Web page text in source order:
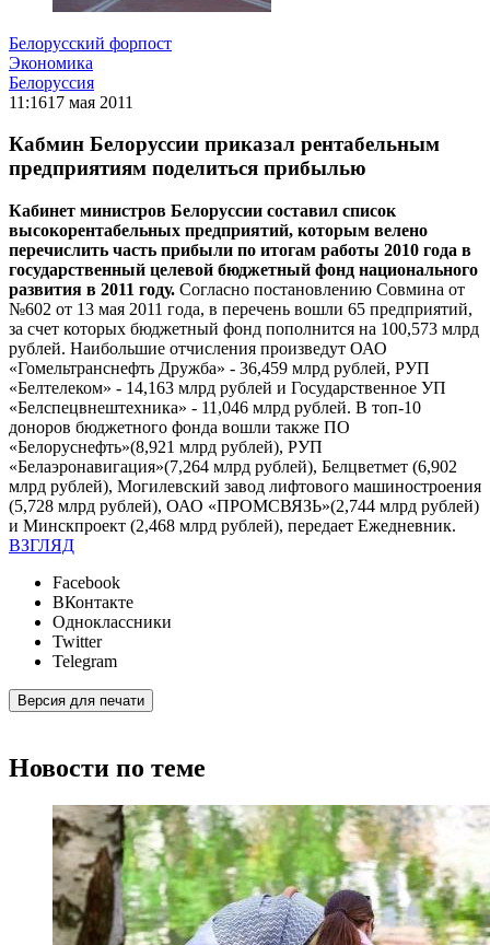
Белорусский форпост
Экономика
Белоруссия
11:1617 мая 2011
Кабмин Белоруссии приказал рентабельным
предприятиям поделиться прибылью
Кабинет министров Белоруссии составил список
высокорентабельных предприятий, которым велено
перечислить часть прибыли по итогам работы 2010 года в
государственный целевой бюджетный фонд национального
развития в 2011 году. Согласно постановлению Совмина от
№602 от 13 мая 2011 года, в перечень вошли 65 предприятий,
за счет которых бюджетный фонд пополнится на 100,573 млрд
рублей. Наибольшие отчисления произведут ОАО
«Гомельтранснефть Дружба» - 36,459 млрд рублей, РУП
«Белтелеком» - 14,163 млрд рублей и Государственное УП
«Белспецвнештехника» - 11,046 млрд рублей. В топ-10
доноров бюджетного фонда вошли также ПО
«Белоруснефть»(8,921 млрд рублей), РУП
«Белаэронавигация»(7,264 млрд рублей), Белцветмет (6,902
млрд рублей), Могилевский завод лифтового машиностроения
(5,728 млрд рублей), ОАО «ПРОМСВЯЗЬ»(2,744 млрд рублей)
и Минскпроект (2,468 млрд рублей), передает Ежедневник.
ВЗГЛЯД
Facebook
ВКонтакте
Одноклассники
Twitter
Telegram
Версия для печати
Новости по теме